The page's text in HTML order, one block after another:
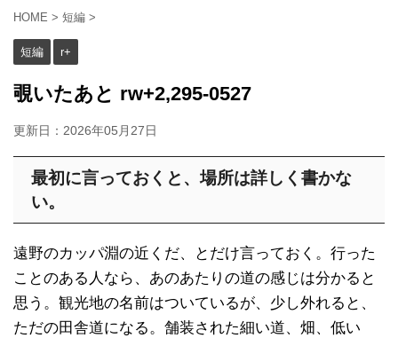
HOME > 短編 >
短編 r+
覗いたあと rw+2,295-0527
更新日： 2026年05月27日
最初に言っておくと、場所は詳しく書かな
い。
遠野のカッパ淵の近くだ、とだけ言っておく。行った
ことのある人なら、あのあたりの道の感じは分かると
思う。観光地の名前はついているが、少し外れると、
ただの田舎道になる。舗装された細い道、畑、低い